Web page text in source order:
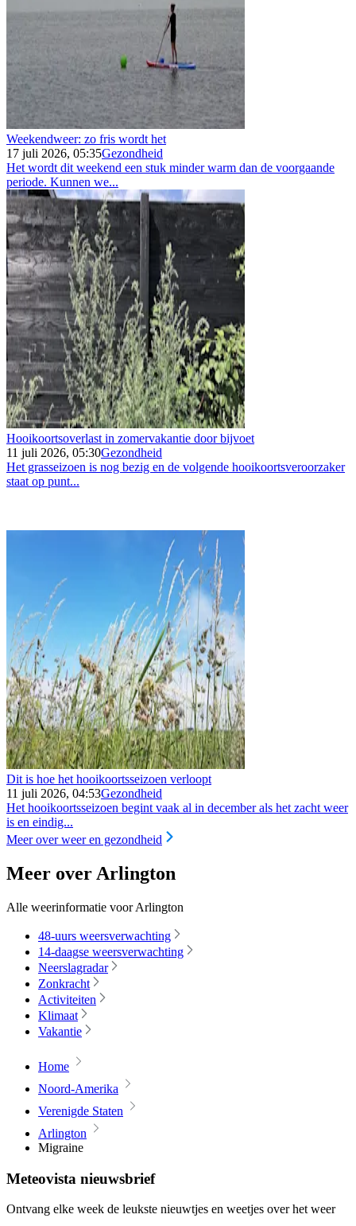
Weekendweer: zo fris wordt het
17 juli 2026, 05:35Gezondheid
Het wordt dit weekend een stuk minder warm dan de voorgaande
periode. Kunnen we...
Hooikoortsoverlast in zomervakantie door bijvoet
11 juli 2026, 05:30Gezondheid
Het grasseizoen is nog bezig en de volgende hooikoortsveroorzaker
staat op punt...
Dit is hoe het hooikoortsseizoen verloopt
11 juli 2026, 04:53Gezondheid
Het hooikoortsseizoen begint vaak al in december als het zacht weer
is en eindig...
Meer over weer en gezondheid
Meer over Arlington
Alle weerinformatie voor Arlington
48-uurs weersverwachting
14-daagse weersverwachting
Neerslagradar
Zonkracht
Activiteiten
Klimaat
Vakantie
Home
Noord-Amerika
Verenigde Staten
Arlington
Migraine
Meteovista nieuwsbrief
Ontvang elke week de leukste nieuwtjes en weetjes over het weer